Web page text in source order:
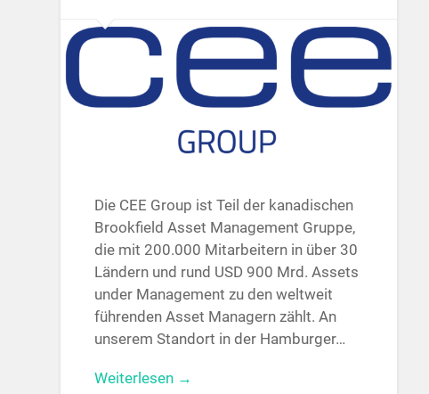
Die CEE Group ist Teil der kanadischen
Brookfield Asset Management Gruppe,
die mit 200.000 Mitarbeitern in über 30
Ländern und rund USD 900 Mrd. Assets
under Management zu den weltweit
führenden Asset Managern zählt. An
unserem Standort in der Hamburger…
Weiterlesen →